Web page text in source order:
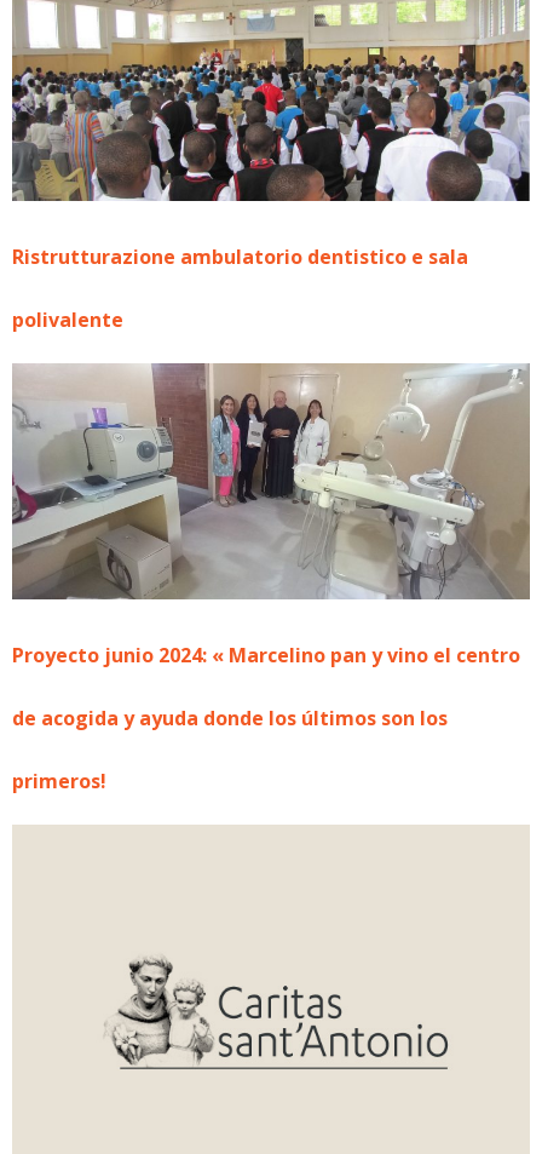
Ristrutturazione ambulatorio dentistico e sala
polivalente
Proyecto junio 2024: « Marcelino pan y vino el centro
de acogida y ayuda donde los últimos son los
primeros!